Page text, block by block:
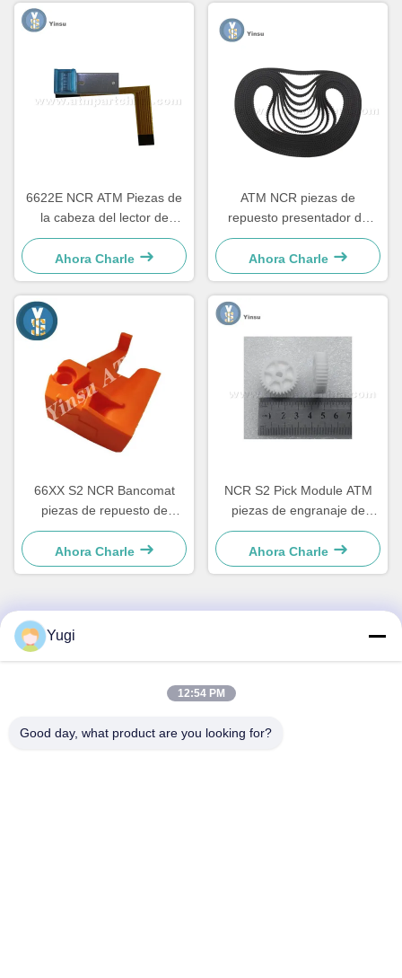
6622E NCR ATM Piezas de
la cabeza del lector de
tarjetas Componente de
renovación
Ahora Charle
ATM NCR piezas de
repuesto presentador de
acceso frontal cinturón LVDT
4450544331
Ahora Charle
66XX S2 NCR Bancomat
piezas de repuesto de
cajeros automáticos Sistema
de cajero automático
Hardware plástico C
4450759179
Ahora Charle
NCR S2 Pick Module ATM
piezas de engranaje de
motor 4450756286 OEM
Ahora Charle
Contacto Rápido
Xingye EastRoad, Parque industrial comunitario Shunjiang,
Yugi
12:54 PM
Good day, what product are you looking for?